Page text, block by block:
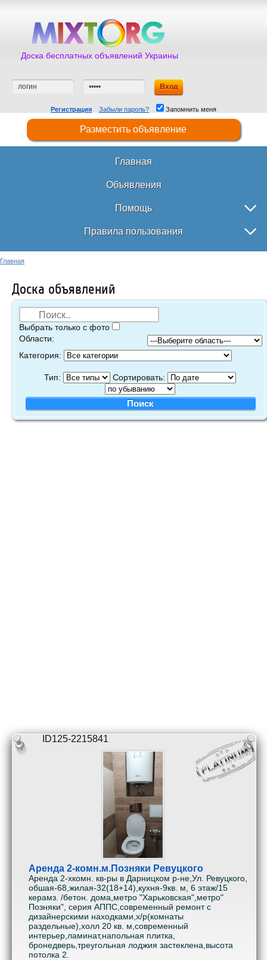
Доска бесплатных объявлений Украины
Регистрация Забыли пароль? Запомнить меня
Разместить объявление
Главная
Объявления
Помощь
Правила пользования
Главная
Доска объявлений
Выбрать только с фото
Области:
Категория:
Тип: Сортировать:
ID125-2215841
Аренда 2-комн.м.Позняки Ревуцкого
Аренда 2-хкомн. кв-ры в Дарницком р-не,Ул. Ревуцкого,
обшая-68,жилая-32(18+14),кухня-9кв. м, 6 этаж/15
керамз. /бетон. дома,метро "Харьковская",метро"
Позняки", серия АППС,современный ремонт с
дизайнерскими находками,х/р(комнаты
раздельные),холл 20 кв. м,современный
интерьер,ламинат,напольная плитка,
бронедверь,треугольная лоджия застеклена,высота
потолка 2.